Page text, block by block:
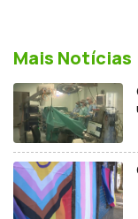
Mais Notícias